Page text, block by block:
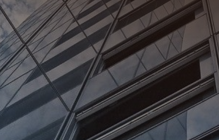
Bases Legales
Acepto las Bases Legales y Política de Privacidad
establecidas en el apartado Aviso Legal
11 + 1= Enviar